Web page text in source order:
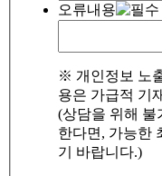
오류내용
※ 개인정보 노
용은 가급적 기
(상담을 위해 불
한다면, 가능한
기 바랍니다.)